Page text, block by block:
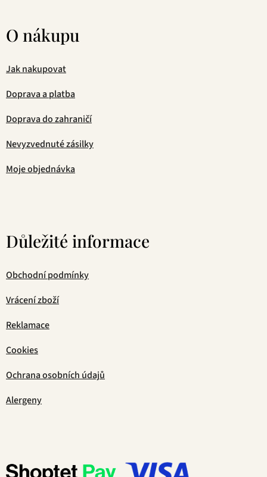
O nákupu
Jak nakupovat
Doprava a platba
Doprava do zahraničí
Nevyzvednuté zásilky
Moje objednávka
Důležité informace
Obchodní podmínky
Vrácení zboží
Reklamace
Cookies
Ochrana osobních údajů
Alergeny